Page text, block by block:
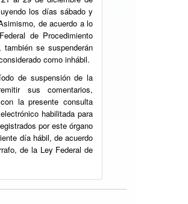
los días sábado y
de acuerdo a lo
de Procedimiento
se suspenderán
como inhábil.
de suspensión de la
sus comentarios,
la presente consulta
habilitada para
por este órgano
día hábil, de acuerdo
de la Ley Federal de